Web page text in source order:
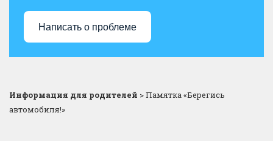
Написать о проблеме
Информация для родителей >Памятка «Берегись
автомобиля!»